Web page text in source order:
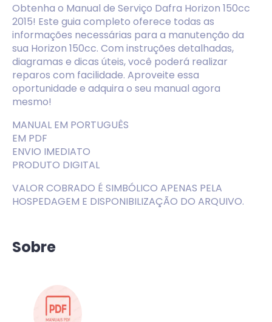
Obtenha o Manual de Serviço Dafra Horizon 150cc
2015! Este guia completo oferece todas as
informações necessárias para a manutenção da
sua Horizon 150cc. Com instruções detalhadas,
diagramas e dicas úteis, você poderá realizar
reparos com facilidade. Aproveite essa
oportunidade e adquira o seu manual agora
mesmo!
MANUAL EM PORTUGUÊS
EM PDF
ENVIO IMEDIATO
PRODUTO DIGITAL
VALOR COBRADO É SIMBÓLICO APENAS PELA
HOSPEDAGEM E DISPONIBILIZAÇÃO DO ARQUIVO.
Sobre